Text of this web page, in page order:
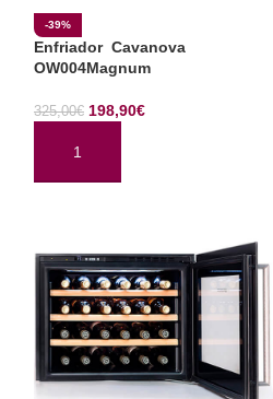
-39%
Enfriador Cavanova
OW004Magnum
325,00€ 198,90€
AÑADIR AL CARRITO